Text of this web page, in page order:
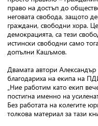
право на достъп до
неговата свобода, защото
граждани, свободни хора.
демокрацията, са тези
истински свободни само
допълни Кашъмов.
Двамата автори
благодариха на екипа на
„Ние работим като екип
постигна именно на
Без работата на колегите
толкова материал за тази